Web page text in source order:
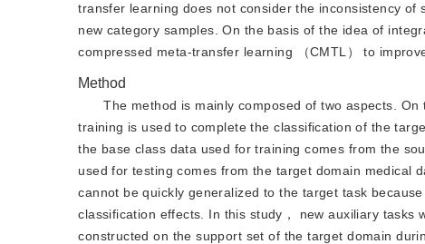
transfer learning does not consider the inconsistency
new category samples. On the basis of the idea of
compressed meta-transfer learning （CMTL） to
Method
The method is mainly composed of two aspects.
training is used to complete the classification of the
the base class data used for training comes from the
used for testing comes from the target domain medical
cannot be quickly generalized to the target task
classification effects. In this study， new auxiliary tasks
constructed on the support set of the target domain